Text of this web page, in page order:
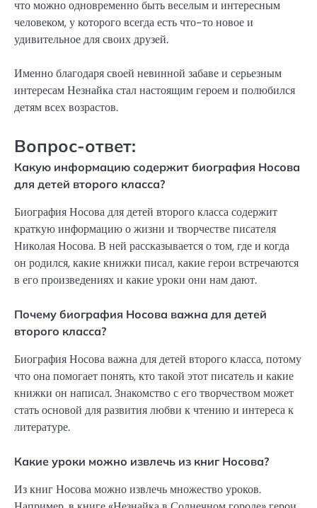
что можно одновременно быть веселым и интересным
человеком, у которого всегда есть что-то новое и
удивительное для своих друзей.
Именно благодаря своей невинной забаве и серьезным
интересам Незнайка стал настоящим героем и полюбился
детям всех возрастов.
Вопрос-ответ:
Какую информацию содержит биография Носова
для детей второго класса?
Биография Носова для детей второго класса содержит
краткую информацию о жизни и творчестве писателя
Николая Носова. В ней рассказывается о том, где и когда
он родился, какие книжки писал, какие герои встречаются
в его произведениях и какие уроки они нам дают.
Почему биография Носова важна для детей
второго класса?
Биография Носова важна для детей второго класса, потому
что она помогает понять, кто такой этот писатель и какие
книжки он написал. Знакомство с его творчеством может
стать основой для развития любви к чтению и интереса к
литературе.
Какие уроки можно извлечь из книг Носова?
Из книг Носова можно извлечь множество уроков.